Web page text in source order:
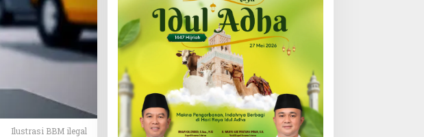
Ilustrasi BBM ilegal